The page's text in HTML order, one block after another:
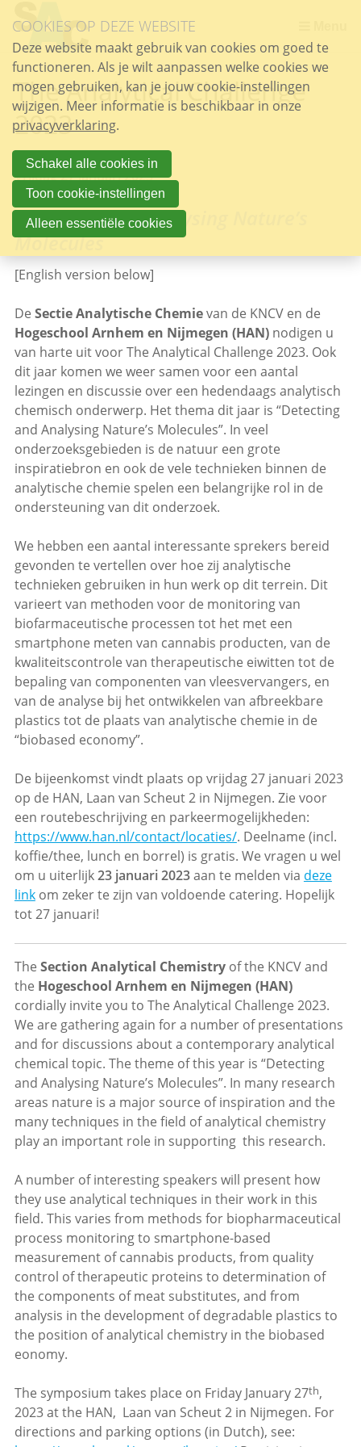
links
over
Spring
naar
de
inhoud
naar
het
menu
The Analytical Challenge
2023
Vrijdag 27 januari 2023
Detecting and Analysing Nature’s
Molecules
[English version below]
De Sectie Analytische Chemievan de KNCV en de
Hogeschool Arnhem en Nijmegen (HAN) nodigen u
van harte uit voor The Analytical Challenge 2023. Ook
dit jaar komen we weer samen voor een aantal
lezingen en discussie over een hedendaags analytisch
chemisch onderwerp. Het thema dit jaar is “Detecting
and Analysing Nature’s Molecules”. In veel
onderzoeksgebieden is de natuur een grote
inspiratiebron en ook de vele technieken binnen de
analytische chemie spelen een belangrijke rol in de
ondersteuning van dit onderzoek.
We hebben een aantal interessante sprekers bereid
gevonden te vertellen over hoe zij analytische
technieken gebruiken in hun werk op dit terrein. Dit
varieert van methoden voor de monitoring van
biofarmaceutische processen tot het met een
smartphone meten van cannabis producten, van de
kwaliteitscontrole van therapeutische eiwitten tot de
bepaling van componenten van vleesvervangers, en
van de analyse bij het ontwikkelen van afbreekbare
plastics tot de plaats van analytische chemie in de
“biobased economy”.
De bijeenkomst vindt plaats op vrijdag 27 januari 2023
op de HAN, Laan van Scheut 2 in Nijmegen. Zie voor
een routebeschrijving en parkeermogelijkheden:
https://www.han.nl/contact/locaties/. Deelname (incl.
koffie/thee, lunch en borrel) is gratis. We vragen u wel
om u uiterlijk23 januari 2023aan te melden via deze
linkom zeker te zijn van voldoende catering. Hopelijk
tot 27 januari!
The Section Analytical Chemistryof the KNCV and
the Hogeschool Arnhem en Nijmegen (HAN)
cordially invite you to The Analytical Challenge 2023.
We are gathering again for a number of presentations
and for discussions about a contemporary analytical
chemical topic. The theme of this year is “Detecting
and Analysing Nature’s Molecules”. In many research
areas nature is a major source of inspiration and the
many techniques in the field of analytical chemistry
play an important role in supporting this research.
A number of interesting speakers will present how
they use analytical techniques in their work in this
field. This varies from methods for biopharmaceutical
process monitoring to smartphone-based
measurement of cannabis products, from quality
control of therapeutic proteins to determination of
the components of meat substitutes, and from
analysis in the development of degradable plastics to
the position of analytical chemistry in the biobased
eonomy.
The symposium takes place on Friday January 27th,
2023 at the HAN, Laan van Scheut 2 in Nijmegen. For
directions and parking options (in Dutch), see:
COOKIES OP DEZE WEBSITE
Deze website maakt gebruik van cookies om goed te
functioneren. Als je wilt aanpassen welke cookies we
mogen gebruiken, kan je jouw cookie-instellingen
wijzigen. Meer informatie is beschikbaar in onze
privacyverklaring.
Schakel alle cookies in
Toon cookie-instellingen
Alleen essentiële cookies